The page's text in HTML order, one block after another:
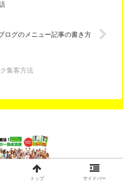
ログのメニュー記事の書き方
集客方法
ロ集客完全マニュアル.
トップ サイドバー